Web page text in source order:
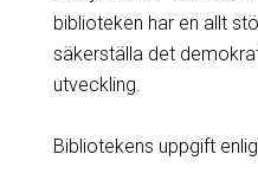
biblioteken har en allt
säkerställa det
utveckling.
Bibliotekens uppgift